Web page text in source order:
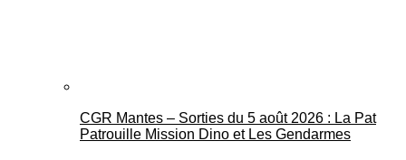
CGR Mantes – Sorties du 5 août 2026 : La Pat
Patrouille Mission Dino et Les Gendarmes